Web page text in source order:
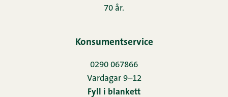
70 år.
Konsumentservice
0290 067866
Vardagar 9–12
Fyll i blankett